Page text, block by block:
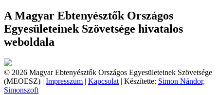
A Magyar Ebtenyésztők Országos
Egyesületeinek Szövetsége hivatalos
weboldala
© 2026 Magyar Ebtenyésztők Országos Egyesületeinek Szövetsége
(MEOESZ) | Impresszum | Kapcsolat | Készítette: Simon Nándor,
Simonszoft